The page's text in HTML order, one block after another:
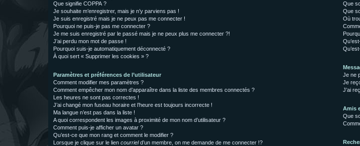
Que signifie COPPA ?
Je souhaite m’enregistrer, mais je n’y parviens pas !
Je suis enregistré mais je ne peux pas me connecter !
Pourquoi ne puis-je pas me connecter ?
Je me suis enregistré par le passé mais je ne peux plus me connecter ?!
J’ai perdu mon mot de passe !
Pourquoi suis-je automatiquement déconnecté ?
À quoi sert « Supprimer les cookies » ?
Paramètres et préférences de l’utilisateur
Comment modifier mes paramètres ?
Comment empêcher mon nom d’apparaître dans la liste des membres connectés ?
Les heures ne sont pas correctes !
J’ai changé mon fuseau horaire et l’heure est toujours incorrecte !
Ma langue n’est pas dans la liste !
A quoi correspondent les images à proximité de mon nom d’utilisateur ?
Comment puis-je afficher un avatar ?
Qu’est-ce que mon rang et comment le modifier ?
Lorsque je clique sur le lien courrield’un membre, on me demande de me connecter !?
Que
Que
Où
Je ne
Je
J’ai
Amis
Que